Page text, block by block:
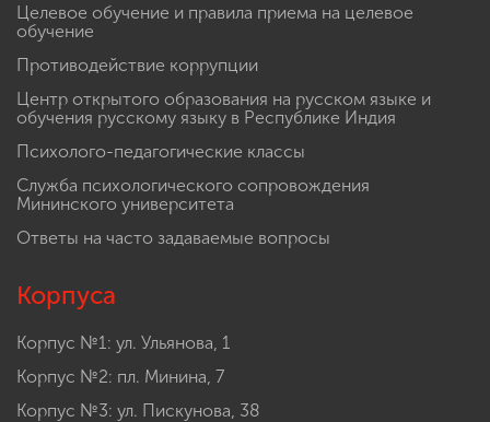
Целевое обучение и правила приема на целевое
обучение
Противодействие коррупции
Центр открытого образования на русском языке и
обучения русскому языку в Республике Индия
Психолого-педагогические классы
Служба психологического сопровождения
Мининского университета
Ответы на часто задаваемые вопросы
Корпуса
Корпус №1: ул. Ульянова, 1
Корпус №2: пл. Минина, 7
Корпус №3: ул. Пискунова, 38